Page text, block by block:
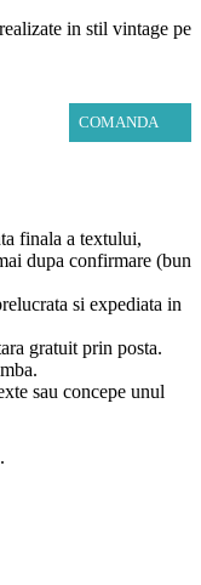
in stil vintage pe
COMANDA
finala a textului,
dupa confirmare (bun
si expediata in
gratuit prin posta.
sau concepe unul